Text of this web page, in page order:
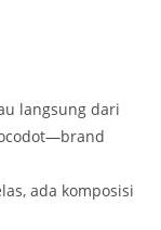
langsung dari
ada komposisi